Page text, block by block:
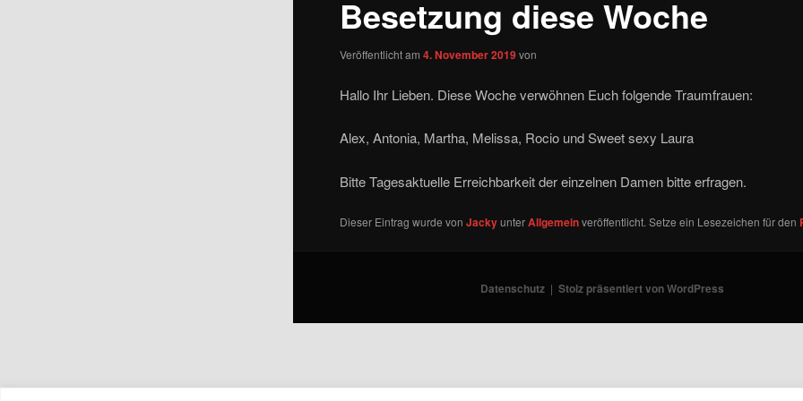
Besetzung diese Woche
Veröffentlicht am4. November 2019 von
Hallo Ihr Lieben. Diese Woche verwöhnen Euch folgende Traumfrauen:
Alex, Antonia, Martha, Melissa, Rocio und Sweet sexy Laura
Bitte Tagesaktuelle Erreichbarkeit der einzelnen Damen bitte erfragen.
Dieser Eintrag wurde vonJackyunterAllgemeinveröffentlicht. Setze ein Lesezeichen für den
Datenschutz Stolz präsentiert von WordPress